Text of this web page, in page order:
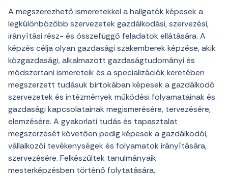
A megszerezhető ismeretekkel a hallgatók képesek a
legkülönbözőbb szervezetek gazdálkodási, szervezési,
irányítási rész- és összefüggő feladatok ellátására. A
képzés célja olyan gazdasági szakemberek képzése, akik
közgazdasági, alkalmazott gazdaságtudományi és
módszertani ismereteik és a specializációk keretében
megszerzett tudásuk birtokában képesek a gazdálkodó
szervezetek és intézmények működési folyamatainak és
gazdasági kapcsolatainak megismerésére, tervezésére,
elemzésére. A gyakorlati tudás és tapasztalat
megszerzését követően pedig képesek a gazdálkodói,
vállalkozói tevékenységek és folyamatok irányítására,
szervezésére. Felkészültek tanulmányaik
mesterképzésben történő folytatására.